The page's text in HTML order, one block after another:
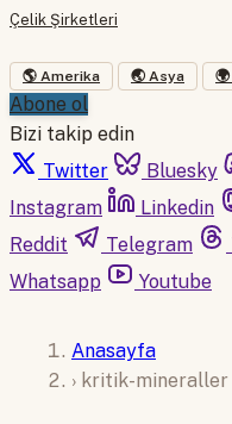
Çelik Şirketleri
🌎 Amerika 🌏 Asya
Abone ol
Bizi takip edin
Twitter
Bluesky
Instagram
Linkedin
Reddit
Telegram
Whatsapp
Youtube
Anasayfa
› kritik-mineraller